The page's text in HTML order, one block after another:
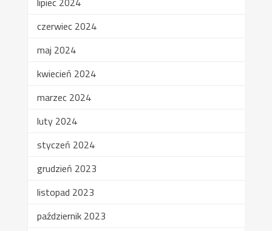
czerwiec 2024
maj 2024
kwiecień 2024
marzec 2024
luty 2024
styczeń 2024
grudzień 2023
listopad 2023
październik 2023